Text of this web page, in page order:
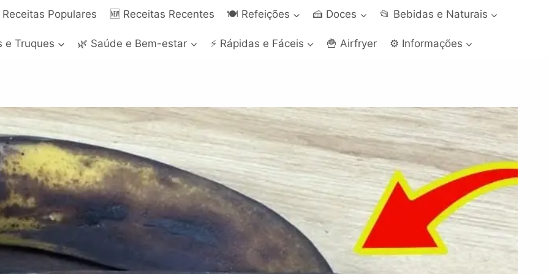
Receitas Populares 🆕 Receitas Recentes 🍽️ Refeições 🍰 Doces 📂 Bebidas e Naturais
e Truques 🌿 Saúde e Bem-estar ⚡ Rápidas e Fáceis 🍟 Airfryer ⚙️ Informações